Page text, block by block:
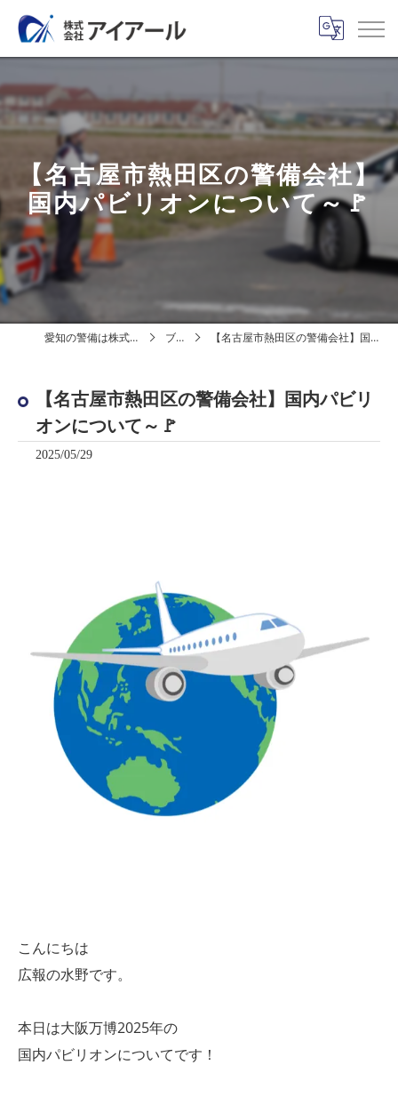
【名古屋市熱田区の警備会社】
国内パビリオンについて～🚩
愛知の警備は株式会社アイアール ブログ 【名古屋市熱田区の警備会社】国内パビリオンについて～🚩
【名古屋市熱田区の警備会社】国内パビリ
オンについて～🚩
2025/05/29
こんにちは
広報の水野です。
本日は大阪万博2025年の
国内パビリオンについてです！